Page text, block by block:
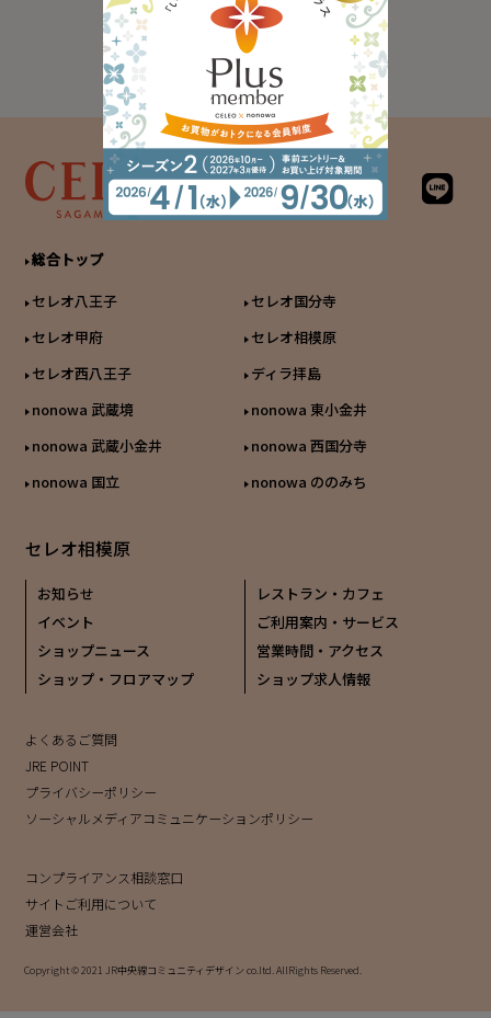
総合トップ
セレオ八王子
セレオ国分寺
セレオ甲府
セレオ相模原
セレオ西八王子
ディラ拝島
nonowa 武蔵境
nonowa 東小金井
nonowa 武蔵小金井
nonowa 西国分寺
nonowa 国立
nonowa ののみち
セレオ相模原
お知らせ
イベント
ショップニュース
ショップ・フロアマップ
レストラン・カフェ
ご利用案内・サービス
営業時間・アクセス
ショップ求人情報
よくあるご質問
JRE POINT
プライバシーポリシー
ソーシャルメディアコミュニケーションポリシー
コンプライアンス相談窓口
サイトご利用について
運営会社
Copyright © 2021 JR中央線コミュニティデザイン co.ltd. AllRights Reserved.